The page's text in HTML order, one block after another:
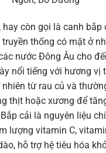
hay còn gọi là canh bắp
thống có mặt ở
nước Đông Âu cho
nổi tiếng với hương vị
từ rau củ và
thịt hoặc xương để
cải là nguyên liệu
lượng vitamin C,
hỗ trợ hệ tiêu hóa